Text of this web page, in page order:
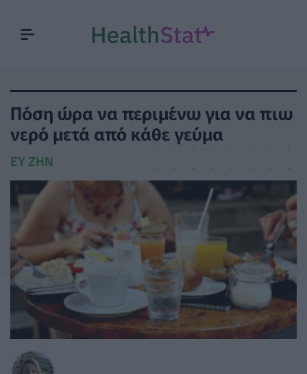
Πόση ώρα να περιμένω για να πιω
νερό μετά από κάθε γεύμα
ΕΥ ΖΗΝ